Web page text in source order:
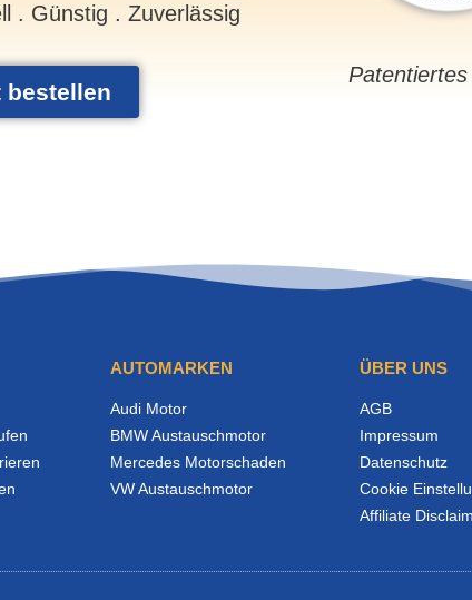
. Günstig . Zuverlässig
bestellen
AUTOMARKEN
Audi Motor
BMW Austauschmotor
Mercedes Motorschaden
VW Austauschmotor
ÜBER UNS
AGB
Impressum
Datenschutz
Cookie
Affiliate